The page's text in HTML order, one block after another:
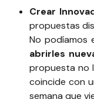
Crear
propuestas
No podíamos
abrirles
propuesta no
coincide con
semana que